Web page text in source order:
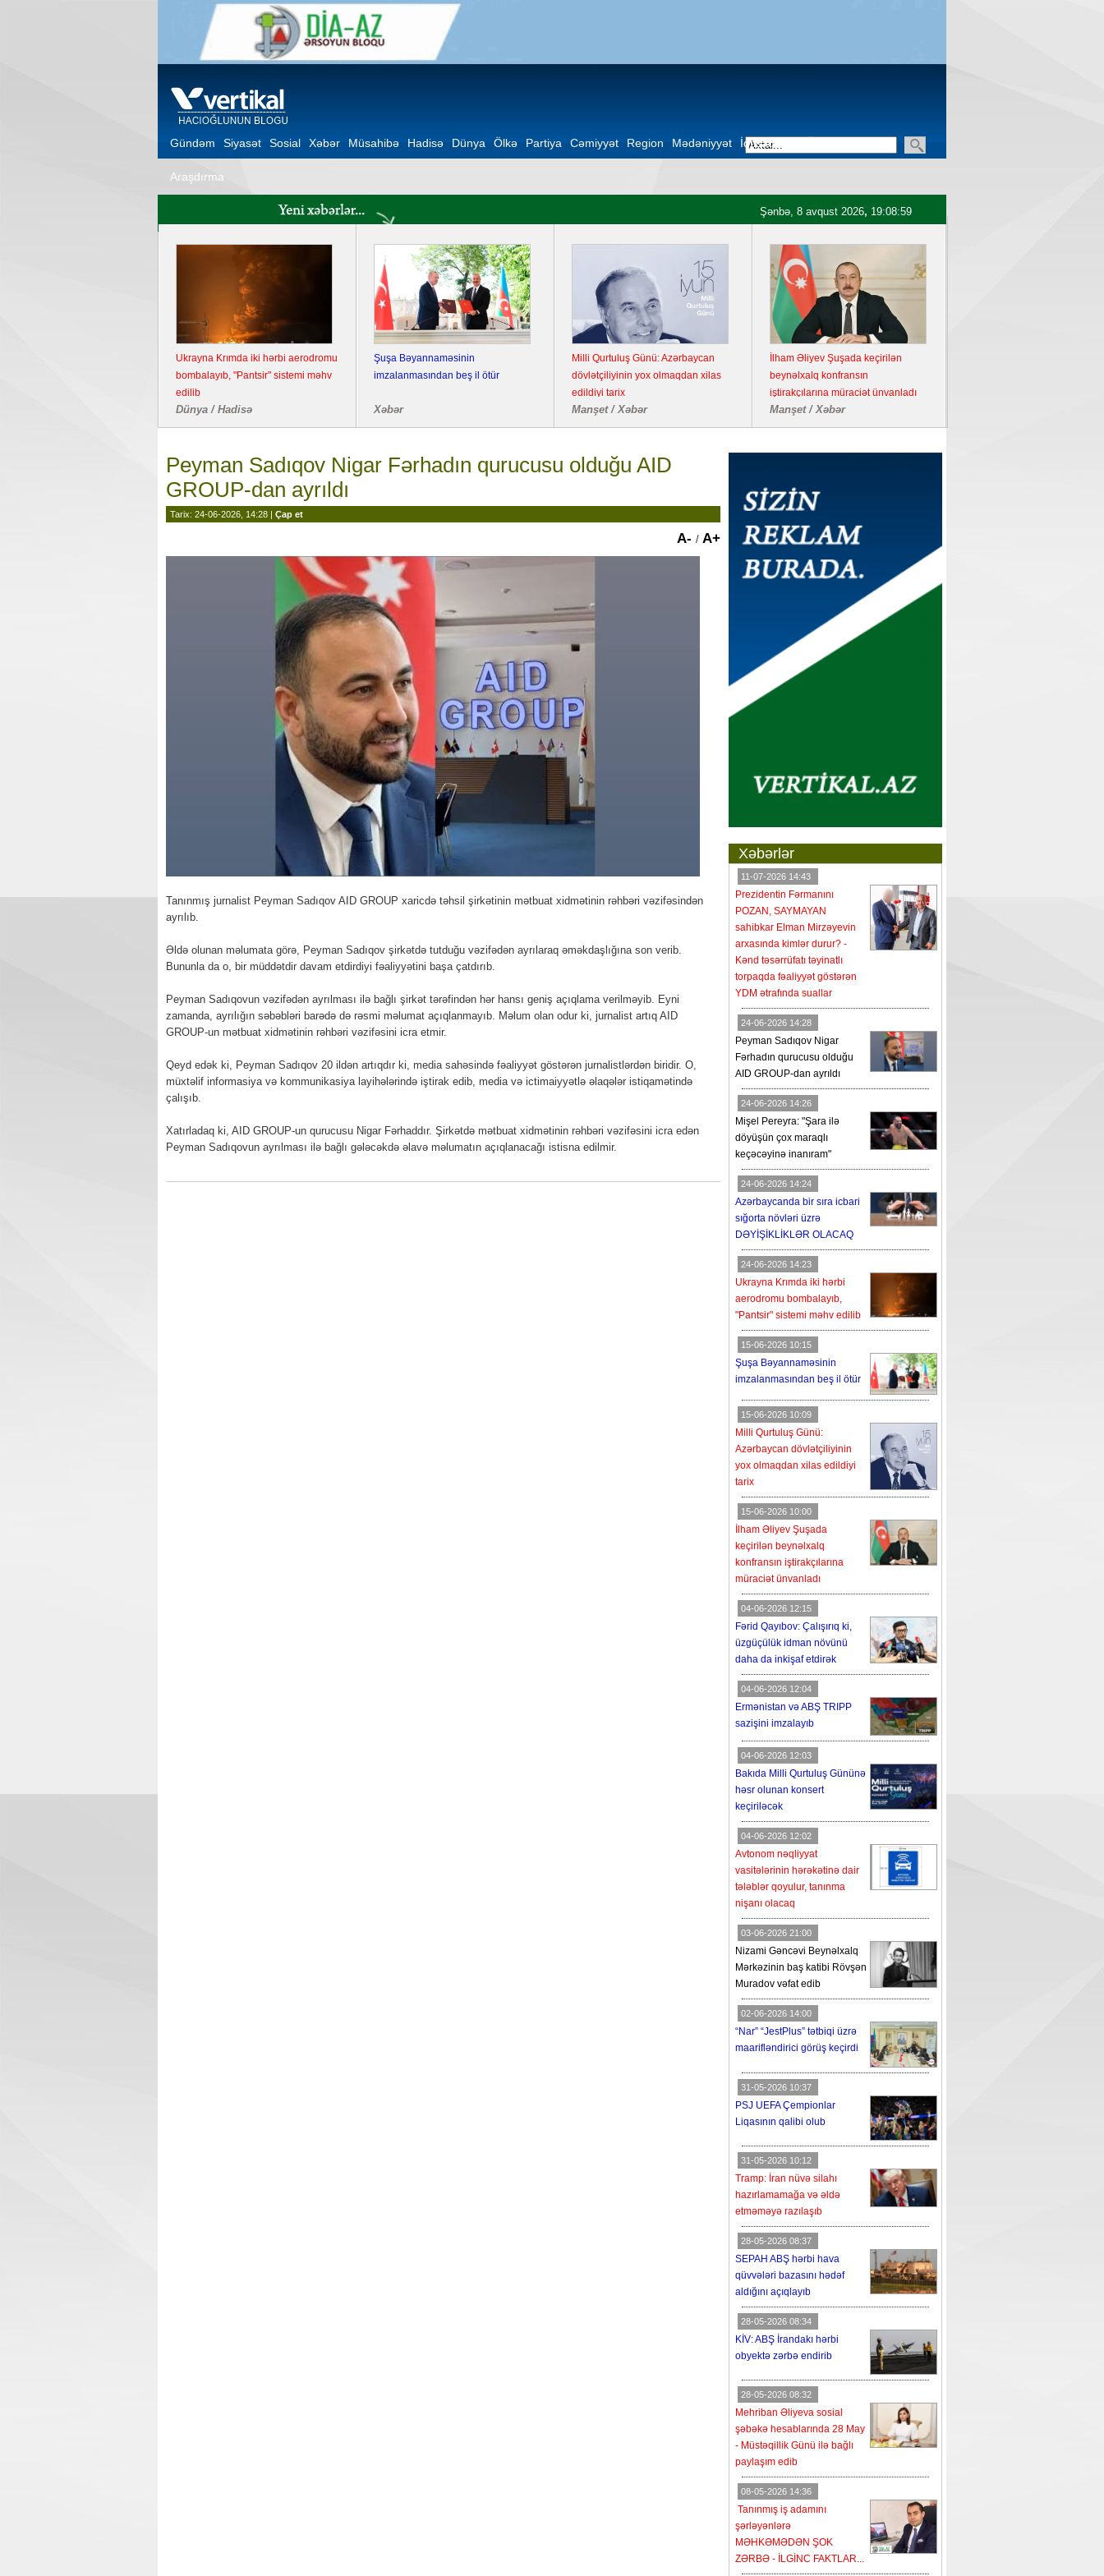
Gündəm Siyasət Sosial Xəbər Müsahibə Hadisə Dünya Ölkə Partiya Cəmiyyət Region Mədəniyyət İqtisadiyyat
Araşdırma
Şənbə, 8 avqust 2026, 19:09:00
Ukrayna Krımda iki hərbi aerodromu
bombalayıb, "Pantsir" sistemi məhv
edilib
Dünya / Hadisə
Şuşa Bəyannaməsinin
imzalanmasından beş il ötür
Xəbər
Milli Qurtuluş Günü: Azərbaycan
dövlətçiliyinin yox olmaqdan xilas
edildiyi tarix
Manşet / Xəbər
İlham Əliyev Şuşada keçirilən
beynəlxalq konfransın
iştirakçılarına müraciət ünvanladı
Manşet / Xəbər
Peyman Sadıqov Nigar Fərhadın qurucusu olduğu AID
GROUP-dan ayrıldı
Tarix: 24-06-2026, 14:28 | Çap et
A- / A+
Tanınmış jurnalist Peyman Sadıqov AID GROUP xaricdə təhsil şirkətinin mətbuat xidmətinin rəhbəri vəzifəsindən
ayrılıb.
Əldə olunan məlumata görə, Peyman Sadıqov şirkətdə tutduğu vəzifədən ayrılaraq əməkdaşlığına son verib.
Bununla da o, bir müddətdir davam etdirdiyi fəaliyyətini başa çatdırıb.
Peyman Sadıqovun vəzifədən ayrılması ilə bağlı şirkət tərəfindən hər hansı geniş açıqlama verilməyib. Eyni
zamanda, ayrılığın səbəbləri barədə də rəsmi məlumat açıqlanmayıb. Məlum olan odur ki, jurnalist artıq AID
GROUP-un mətbuat xidmətinin rəhbəri vəzifəsini icra etmir.
Qeyd edək ki, Peyman Sadıqov 20 ildən artıqdır ki, media sahəsində fəaliyyət göstərən jurnalistlərdən biridir. O,
müxtəlif informasiya və kommunikasiya layihələrində iştirak edib, media və ictimaiyyətlə əlaqələr istiqamətində
çalışıb.
Xatırladaq ki, AID GROUP-un qurucusu Nigar Fərhaddır. Şirkətdə mətbuat xidmətinin rəhbəri vəzifəsini icra edən
Peyman Sadıqovun ayrılması ilə bağlı gələcəkdə əlavə məlumatın açıqlanacağı istisna edilmir.
Xəbərlər
11-07-2026 14:43
Prezidentin Fərmanını
POZAN, SAYMAYAN
sahibkar Elman Mirzəyevin
arxasında kimlər durur? -
Kənd təsərrüfatı təyinatlı
torpaqda fəaliyyət göstərən
YDM ətrafında suallar
24-06-2026 14:28
Peyman Sadıqov Nigar
Fərhadın qurucusu olduğu
AID GROUP-dan ayrıldı
24-06-2026 14:26
Mişel Pereyra: "Şara ilə
döyüşün çox maraqlı
keçəcəyinə inanıram"
24-06-2026 14:24
Azərbaycanda bir sıra icbari
sığorta növləri üzrə
DƏYİŞİKLİKLƏR OLACAQ
24-06-2026 14:23
Ukrayna Krımda iki hərbi
aerodromu bombalayıb,
"Pantsir" sistemi məhv edilib
15-06-2026 10:15
Şuşa Bəyannaməsinin
imzalanmasından beş il ötür
15-06-2026 10:09
Milli Qurtuluş Günü:
Azərbaycan dövlətçiliyinin
yox olmaqdan xilas edildiyi
tarix
15-06-2026 10:00
İlham Əliyev Şuşada
keçirilən beynəlxalq
konfransın iştirakçılarına
müraciət ünvanladı
04-06-2026 12:15
Fərid Qayıbov: Çalışırıq ki,
üzgüçülük idman növünü
daha da inkişaf etdirək
04-06-2026 12:04
Ermənistan və ABŞ TRIPP
sazişini imzalayıb
04-06-2026 12:03
Bakıda Milli Qurtuluş Gününə
həsr olunan konsert
keçiriləcək
04-06-2026 12:02
Avtonom nəqliyyat
vasitələrinin hərəkətinə dair
tələblər qoyulur, tanınma
nişanı olacaq
03-06-2026 21:00
Nizami Gəncəvi Beynəlxalq
Mərkəzinin baş katibi Rövşən
Muradov vəfat edib
02-06-2026 14:00
“Nar” “JestPlus” tətbiqi üzrə
maarifləndirici görüş keçirdi
31-05-2026 10:37
PSJ UEFA Çempionlar
Liqasının qalibi olub
31-05-2026 10:12
Tramp: İran nüvə silahı
hazırlamamağa və əldə
etməməyə razılaşıb
28-05-2026 08:37
SEPAH ABŞ hərbi hava
qüvvələri bazasını hədəf
aldığını açıqlayıb
28-05-2026 08:34
KİV: ABŞ İrandakı hərbi
obyektə zərbə endirib
28-05-2026 08:32
Mehriban Əliyeva sosial
şəbəkə hesablarında 28 May
- Müstəqillik Günü ilə bağlı
paylaşım edib
08-05-2026 14:36
Tanınmış iş adamını
şərləyənlərə
MƏHKƏMƏDƏN ŞOK
ZƏRBƏ - İLGİNC FAKTLAR...